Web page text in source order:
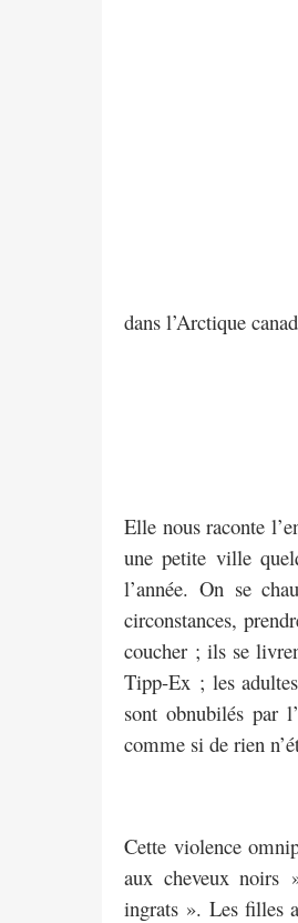
dans l’Arctique
Elle nous raconte
une petite ville
l’année. On se
circonstances,
coucher ; ils se
Tipp-Ex ; les
sont obnubilés par
comme si de rien
Cette violence
aux cheveux noirs
ingrats ». Les filles